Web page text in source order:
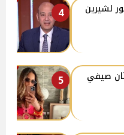
4
لشيرين
5
صيفي